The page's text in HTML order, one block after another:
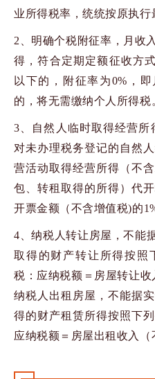
业所得税率，统统按原执行
2 、明确个税附征率，月收入
得，符合定期定额征收方
以下的，附征率为0% ，
的，将无需缴纳个人所得税
3 、自然人临时取得经营
对未办理税务登记的自然
营活动取得经营所得（不
包、转租取得的所得）代
开票金额（不含增值税)的
4 、纳税人转让房屋，不能
取得的财产转让所得按照
税：应纳税额＝房屋转让收
纳税人出租房屋，不能据
得的财产租赁所得按照下
应纳税额＝房屋出租收入（